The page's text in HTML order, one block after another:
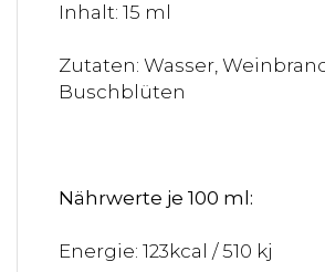
Inhalt: 15 ml
Zutaten: Wasser,
Buschblüten
Nährwerte je 100 ml:
Energie: 123kcal / 510 kj